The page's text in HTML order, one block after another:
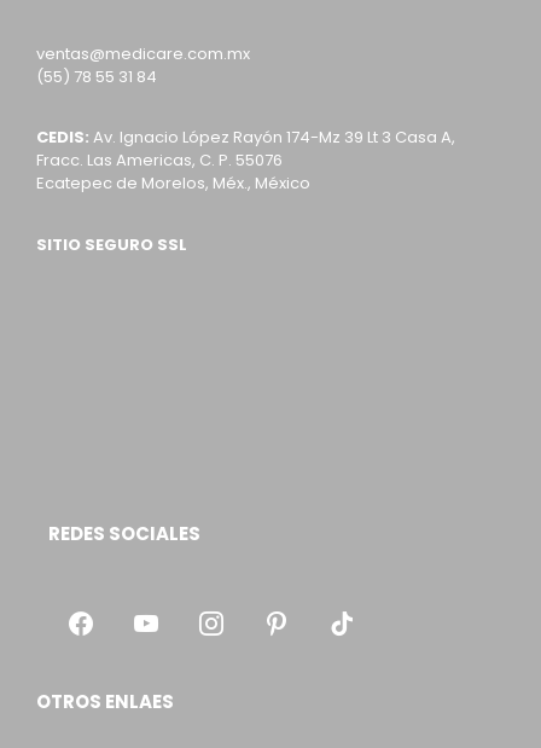
ventas@medicare.com.mx
(55) 78 55 31 84
CEDIS: Av. Ignacio López Rayón 174-Mz 39 Lt 3 Casa A,
Fracc. Las Americas, C. P. 55076
Ecatepec de Morelos, Méx., México
SITIO SEGURO SSL
REDES SOCIALES
OTROS ENLAES